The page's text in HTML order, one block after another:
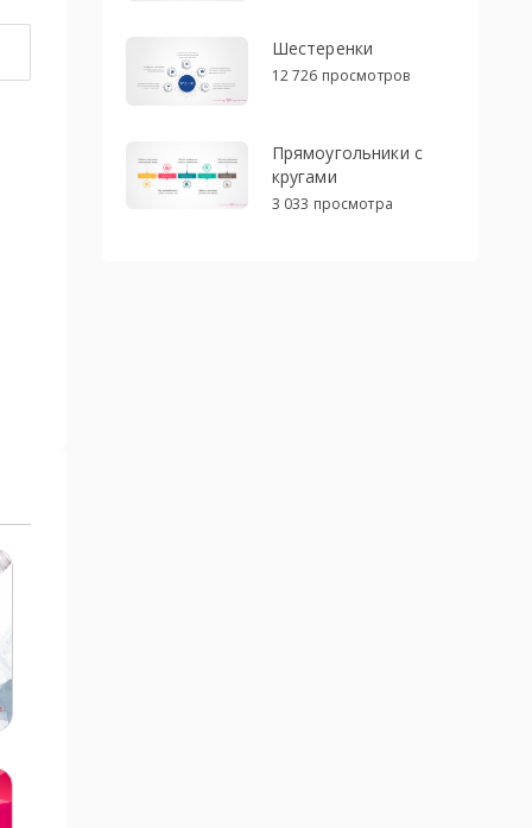
Шестеренки
12 726 просмотров
Прямоугольники с
кругами
3 033 просмотра